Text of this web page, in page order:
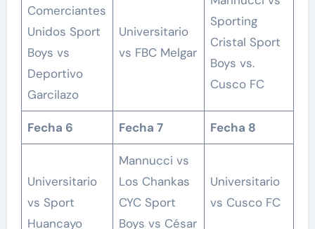
Comerciantes
Unidos Sport
Boys vs
Deportivo
Garcilazo
Universitario
vs FBC Melgar
Sporting
Cristal Sport
Boys vs.
Cusco FC
Fecha 6 Fecha 7 Fecha 8
Universitario
vs Sport
Huancayo
Mannucci vs
Los Chankas
CYC Sport
Boys vs César
Universitario
vs Cusco FC